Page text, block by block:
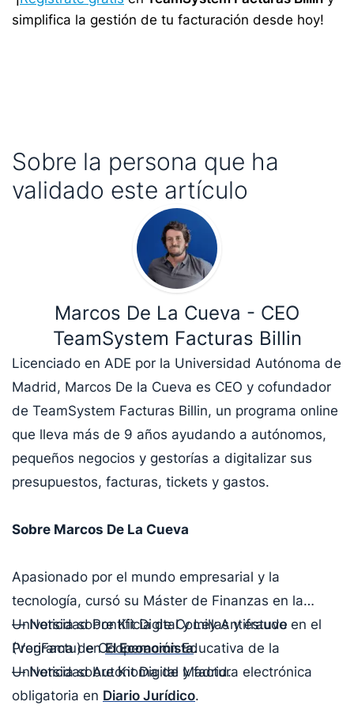
simplifica la gestión de tu facturación desde hoy!
Sobre la persona que ha
validado este artículo
Marcos De La Cueva - CEO
TeamSystem Facturas Billin
Licenciado en ADE por la Universidad Autónoma de
Madrid, Marcos De la Cueva es CEO y cofundador
de TeamSystem Facturas Billin, un programa online
que lleva más de 9 años ayudando a autónomos,
pequeños negocios y gestorías a digitalizar sus
presupuestos, facturas, tickets y gastos.
Sobre Marcos De La Cueva
Apasionado por el mundo empresarial y la
tecnología, cursó su Máster de Finanzas en la
Universidad Pontificia de Comillas y estuvo en el
Programa de Cooperación Educativa de la
Universidad Autónoma de Madrid.
— Noticia sobre Kit Digital y Ley Antifraude
(VeriFactu) enEl Economista.
— Noticia sobre Kit Digital y factura electrónica
obligatoria en Diario Jurídico.